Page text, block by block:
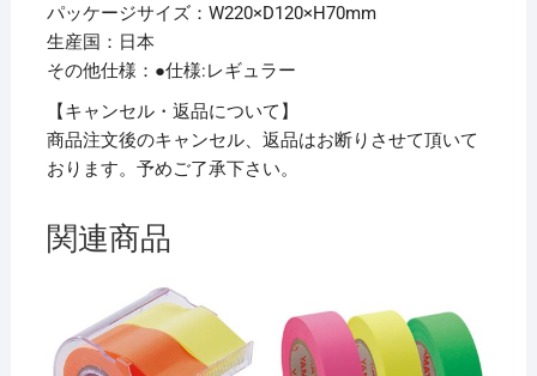
セ
ッ
ト】
個
パッケージサイズ：W220×D120×H70mm
生産国：日本
その他仕様：●仕様:レギュラー
【キャンセル・返品について】
商品注文後のキャンセル、返品はお断りさせて頂いて
おります。予めご了承下さい。
関連商品